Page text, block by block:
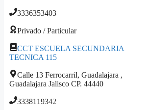
3336353403
Privado / Particular
CCT ESCUELA SECUNDARIA
TECNICA 115
Calle 13 Ferrocarril, Guadalajara ,
Guadalajara Jalisco CP. 44440
3338119342